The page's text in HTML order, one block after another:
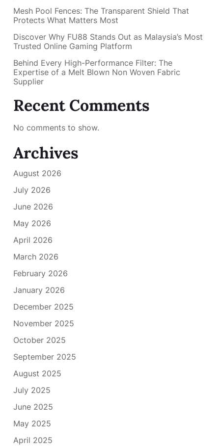
Mesh Pool Fences: The Transparent Shield That
Protects What Matters Most
Discover Why FU88 Stands Out as Malaysia’s Most
Trusted Online Gaming Platform
Behind Every High-Performance Filter: The
Expertise of a Melt Blown Non Woven Fabric
Supplier
Recent Comments
No comments to show.
Archives
August 2026
July 2026
June 2026
May 2026
April 2026
March 2026
February 2026
January 2026
December 2025
November 2025
October 2025
September 2025
August 2025
July 2025
June 2025
May 2025
April 2025